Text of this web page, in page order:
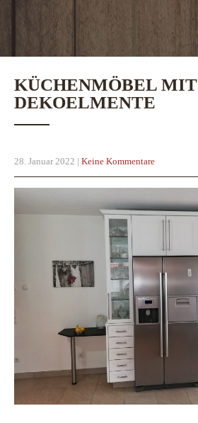
KÜCHENMÖBEL MIT
DEKOELMENTE
28. Januar 2022 | Keine Kommentare